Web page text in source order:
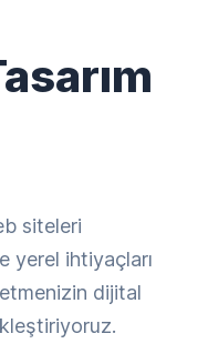
siteleri
yerel ihtiyaçları
dijital